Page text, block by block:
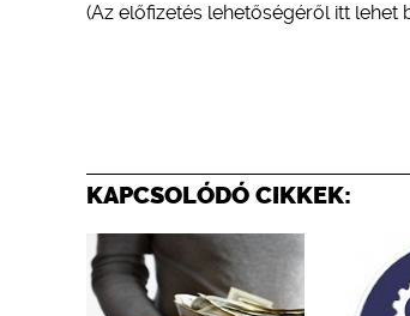
(Az előfizetés lehetőségéről itt lehet
KAPCSOLÓDÓ CIKKEK: